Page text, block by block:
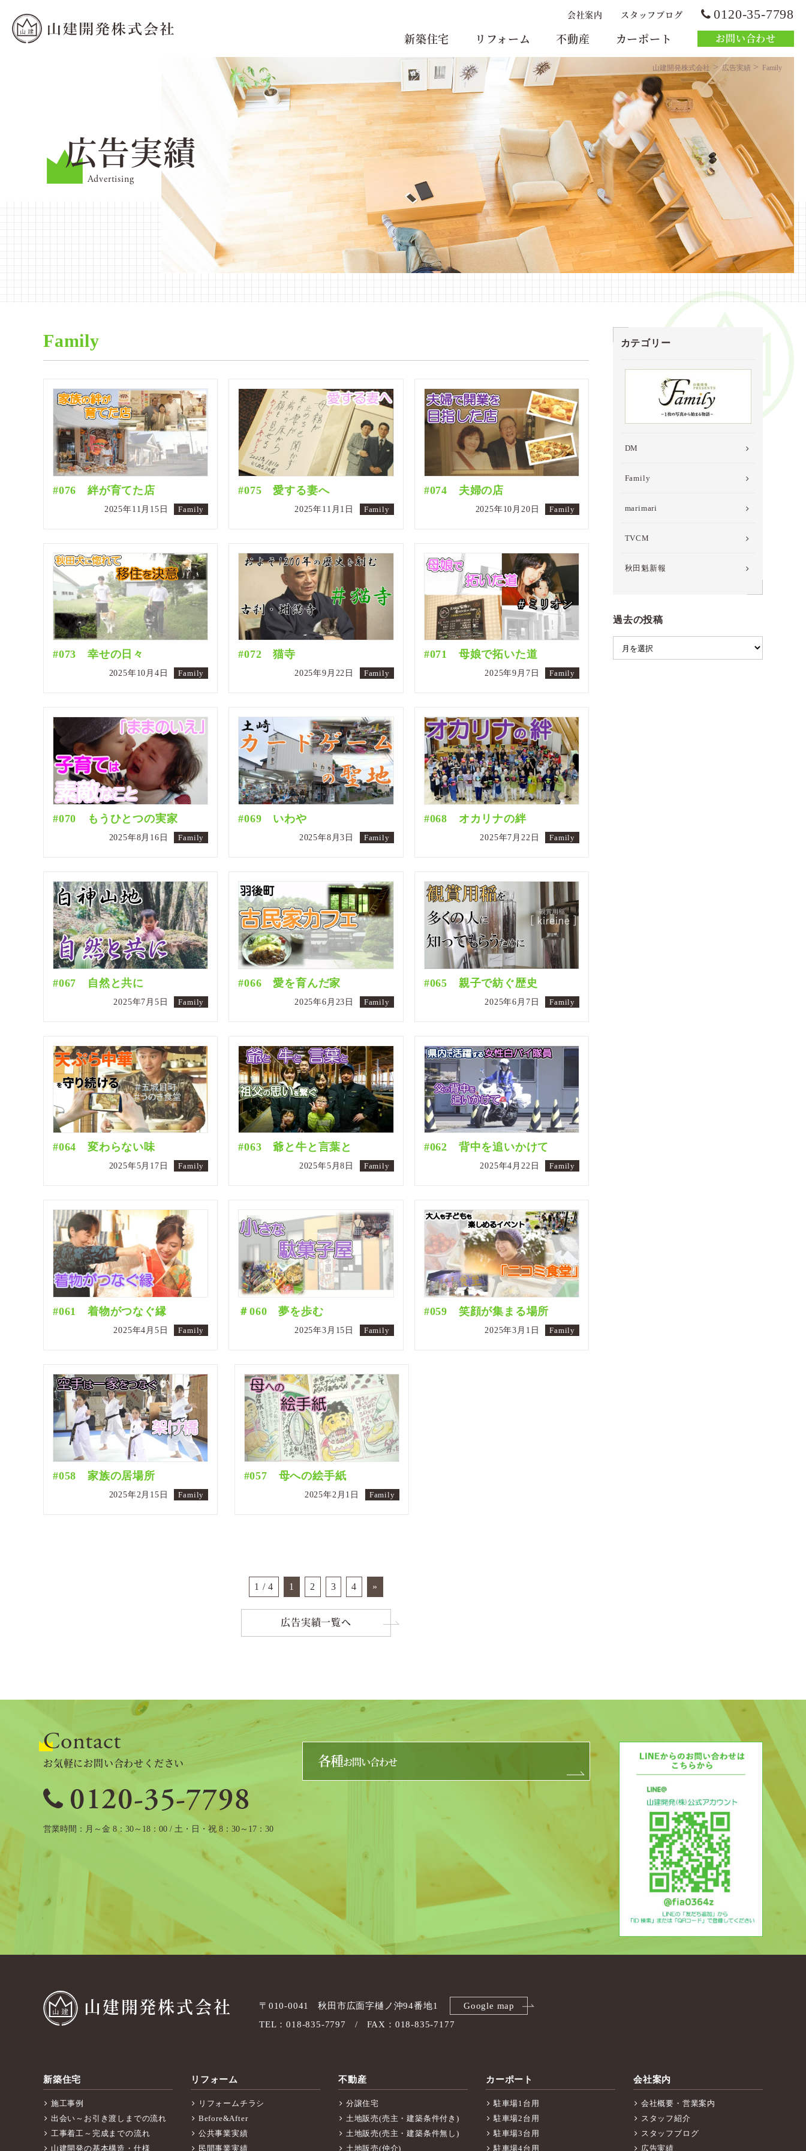
新築住宅 リフォーム 不動産 カーポート お問い合わせ
会社案内 スタッフブログ 0120-35-7798
広告実績
Advertising
山建開発株式会社 >広告実績 > Family
Family
#076 絆が育てた店
2025年11月15日 Family
#075 愛する妻へ
2025年11月1日 Family
#074 夫婦の店
2025年10月20日 Family
#073 幸せの日々
2025年10月4日 Family
#072 猫寺
2025年9月22日 Family
#071 母娘で拓いた道
2025年9月7日 Family
#070 もうひとつの実家
2025年8月16日 Family
#069 いわや
2025年8月3日 Family
#068 オカリナの絆
2025年7月22日 Family
#067 自然と共に
2025年7月5日 Family
#066 愛を育んだ家
2025年6月23日 Family
#065 親子で紡ぐ歴史
2025年6月7日 Family
#064 変わらない味
2025年5月17日 Family
#063 爺と牛と言葉と
2025年5月8日 Family
#062 背中を追いかけて
2025年4月22日 Family
#061 着物がつなぐ縁
2025年4月5日 Family
＃060 夢を歩む
2025年3月15日 Family
#059 笑顔が集まる場所
2025年3月1日 Family
#058 家族の居場所
2025年2月15日 Family
#057 母への絵手紙
2025年2月1日 Family
1 / 4 1 2 3 4 »
広告実績一覧へ
カテゴリー
DM
Family
marimari
TVCM
秋田魁新報
過去の投稿
Contact
お気軽にお問い合わせください
0120-35-7798
営業時間 月～金 8：30～18：00 / 土・日・祝 8：30～17：30
各種お問い合わせ
山建開発株式会社 〒010-0041 秋田市広面字樋ノ沖94番地1
Google map
TEL：018-835-7797
FAX：018-835-7177
新築住宅
施工事例
出会い～お引き渡しまでの流れ
工事着工～完成までの流れ
山建開発の基本構造・仕様
リフォーム
リフォームチラシ
Before&After
公共事業実績
民間事業実績
不動産
分譲住宅
土地販売(売主・建築条件付き)
土地販売(売主・建築条件無し)
土地販売(仲介)
カーポート
駐車場1台用
駐車場2台用
駐車場3台用
駐車場4台用
会社案内
会社概要・営業案内
スタッフ紹介
スタッフブログ
広告実績